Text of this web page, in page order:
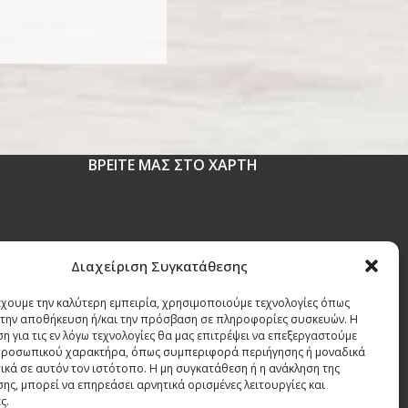
Διαχείριση Συγκατάθεσης
την καλύτερη εμπειρία, χρησιμοποιούμε τεχνολογίες όπως
την αποθήκευση ή/και την πρόσβαση σε πληροφορίες συσκευών. Η
για τις εν λόγω τεχνολογίες θα μας επιτρέψει να επεξεργαστούμε
χαρακτήρα, όπως συμπεριφορά περιήγησης ή μοναδικά
σε αυτόν τον ιστότοπο. Η μη συγκατάθεση ή η ανάκληση της
μπορεί να επηρεάσει αρνητικά ορισμένες λειτουργίες και
ΒΡΕΙΤΕ ΜΑΣ ΣΤΟ ΧΑΡΤΗ